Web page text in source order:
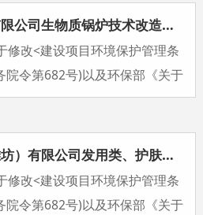
以公示，公示期为2025年10
月19日（20个工作日）。欢迎
环境保护工作。
青州齐鲁纸业有限公司生物质锅炉技术改造项目验收公示
修改<建设项目环境保护管理条
院令第682号)以及环保部《关于
工环境保护验收暂行办法〉的公
2017〕4号)等法律文件有关规
予以公示，公示期为2025年9月
14日（20个工作日）。欢迎公
境保护工作。
雅美化妆品（潍坊）有限公司发用类、护肤类化妆品项目验收公示
修改<建设项目环境保护管理条
院令第682号)以及环保部《关于